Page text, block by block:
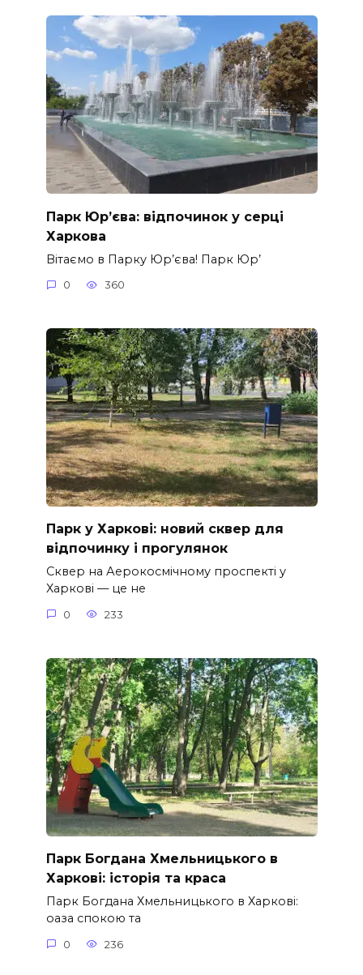
Парк Юр’єва: відпочинок у серці
Харкова
Вітаємо в Парку Юр’єва! Парк Юр’
0 360
Парк у Харкові: новий сквер для
відпочинку і прогулянок
Сквер на Аерокосмічному проспекті у
Харкові — це не
0 233
Парк Богдана Хмельницького в
Харкові: історія та краса
Парк Богдана Хмельницького в Харкові:
оаза спокою та
0 236